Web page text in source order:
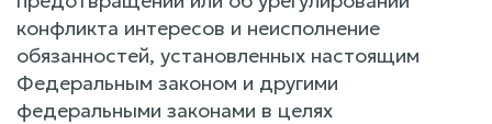
конфликта интересов и неисполнение
обязанностей, установленных настоящим
Федеральным законом и другими
федеральными законами в целях